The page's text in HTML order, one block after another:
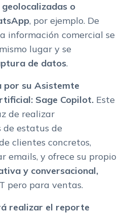
o
, por ejemplo. De
información comercial se
lugar y se
de datos.
por su Asistemte
Sage Copilot. Este
de realizar
de estatus de
clientes concretos,
emails, y ofrece su propio
y conversacional,
pero para ventas.
realizar el reporte